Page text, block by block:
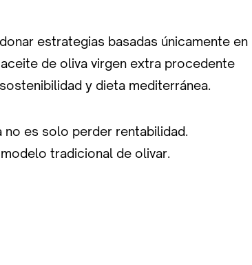
estrategias basadas únicamente en
de oliva virgen extra procedente
y dieta mediterránea.
es solo perder rentabilidad.
tradicional de olivar.